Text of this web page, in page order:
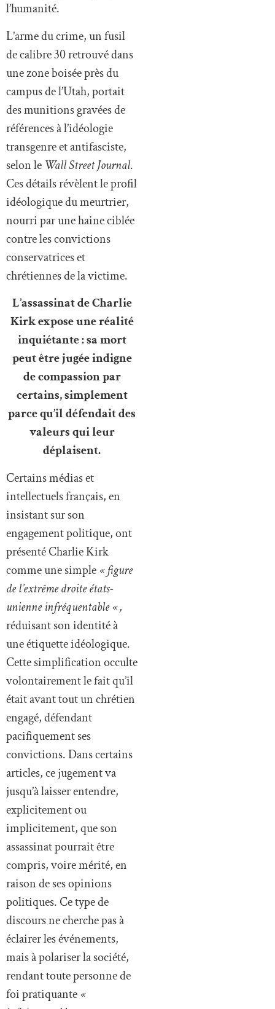
l’humanité.
L’arme du crime, un fusil
de calibre 30 retrouvé dans
une zone boisée près du
campus de l’Utah, portait
des munitions gravées de
références à l’idéologie
transgenre et antifasciste,
selon le Wall Street Journal.
Ces détails révèlent le profil
idéologique du meurtrier,
nourri par une haine ciblée
contre les convictions
conservatrices et
chrétiennes de la victime.
L’assassinat de Charlie
Kirk expose une réalité
inquiétante : sa mort
peut être jugée indigne
de compassion par
certains, simplement
parce qu’il défendait des
valeurs qui leur
déplaisent.
Certains médias et
intellectuels français, en
insistant sur son
engagement politique, ont
présenté Charlie Kirk
comme une simple« figure
de l’extrême droite états-
unienne infréquentable « ,
réduisant son identité à
une étiquette idéologique.
Cette simplification occulte
volontairement le fait qu’il
était avant tout un chrétien
engagé, défendant
pacifiquement ses
convictions. Dans certains
articles, ce jugement va
jusqu’à laisser entendre,
explicitement ou
implicitement, que son
assassinat pourrait être
compris, voire mérité, en
raison de ses opinions
politiques. Ce type de
discours ne cherche pas à
éclairer les événements,
mais à polariser la société,
rendant toute personne de
foi pratiquante«